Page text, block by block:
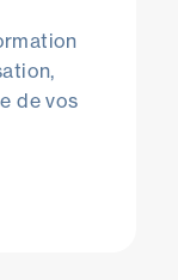
de vos